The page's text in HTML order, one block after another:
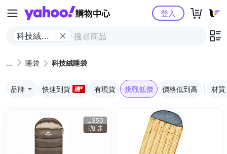
Yahoo購物中心
科技絨睡
登入
睡袋 科技絨睡袋
品牌 快速到貨 有現貨 挑戰低價 價格低到高 材質